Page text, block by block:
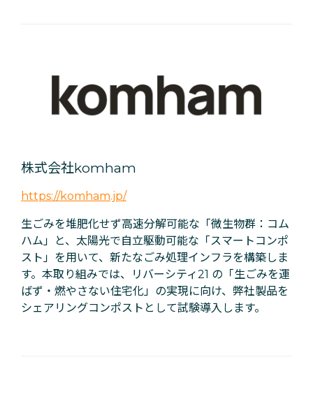
株式会社komham
https://komham.jp/
生ごみを堆肥化せず高速分解可能な「微生物群：コム
ハム」と、太陽光で自立駆動可能な「スマートコンポ
スト」を用いて、新たなごみ処理インフラを構築しま
す。本取り組みでは、リバーシティ21 の「生ごみを運
ばず・燃やさない住宅化」の実現に向け、弊社製品を
シェアリングコンポストとして試験導入します。